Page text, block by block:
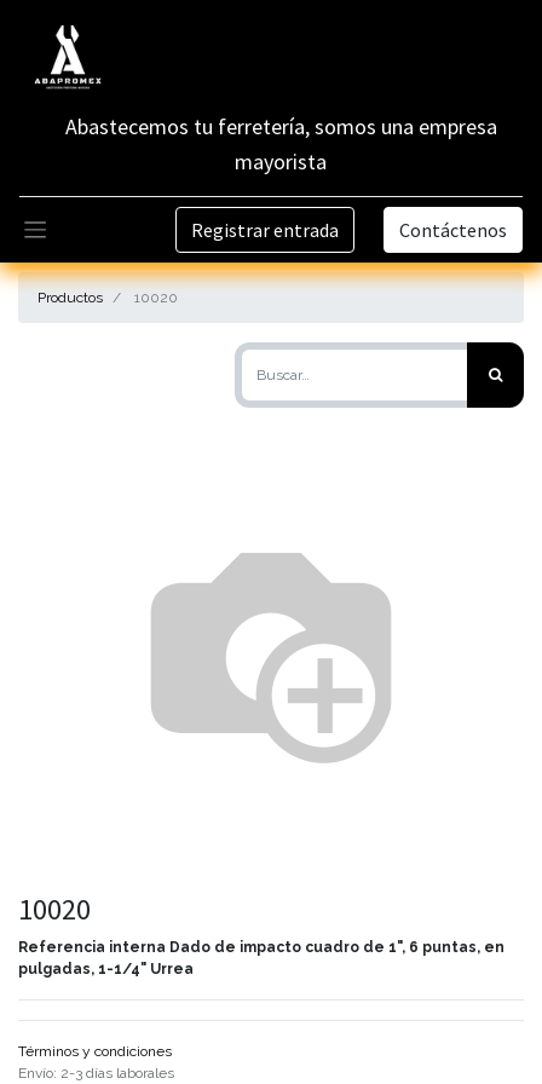
Abastecemos tu ferretería, somos una empresa
mayorista
Registrar entrada Contáctenos
Productos 10020
10020
Referencia interna Dado de impacto cuadro de 1", 6 puntas, en
pulgadas, 1-1/4" Urrea
Términos y condiciones
Envío: 2-3 días laborales